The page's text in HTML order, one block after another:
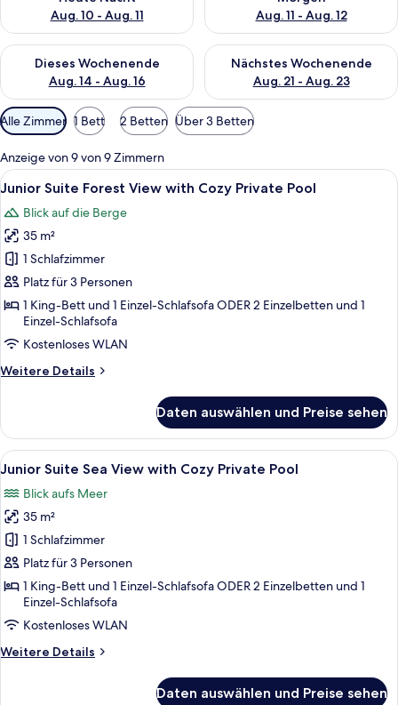
Aug. 10 - Aug. 11
Aug. 11 - Aug. 12
Dieses Wochenende
Aug. 14 - Aug. 16
Überprüfe die Verfügbarkeit für dieses Wochenende, Aug. 14
Nächstes Wochenende
Aug. 21 - Aug. 23
Überprüfe die Verfügbarkeit
Verfügbare
Filter
für
Zimmer
Alle Zimmer 1 Bett 2 Betten Über 3 Betten
Anzeige von 9 von 9 Zimmern
Alle
Fotos
für
Junior
Suite
Forest
View
with
Cozy
Private
Pool
Ein sonniger Außenbereich mit
13
Junior Suite Forest View with Cozy Private Pool
Blick auf die Berge
35 m²
1 Schlafzimmer
Platz für 3 Personen
1 King-Bett und 1 Einzel-Schlafsofa ODER 2 Einzelbetten und 1
Einzel-Schlafsofa
Kostenloses WLAN
Weitere Details
Weitere
Suite
Forest
View
Cozy
Private
Pool
Daten auswählen und Preise sehen
Alle
Fotos
für
Junior
Suite
Sea
View
with
Cozy
Private
Pool
Ein modernes Hotelzimmer mit
17
Junior Suite Sea View with Cozy Private Pool
Blick aufs Meer
35 m²
1 Schlafzimmer
Platz für 3 Personen
1 King-Bett und 1 Einzel-Schlafsofa ODER 2 Einzelbetten und 1
Einzel-Schlafsofa
Kostenloses WLAN
Weitere Details
Weitere
Daten auswählen und Preise sehen